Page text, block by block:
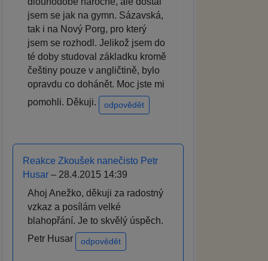
jsem se jak na gymn. Sázavská,
tak i na Nový Porg, pro který
jsem se rozhodl. Jelikož jsem do
té doby studoval základku kromě
češtiny pouze v angličtině, bylo
opravdu co dohánět. Moc jste mi
pomohli. Děkuji.
odpovědět
Reakce Zkoušek nanečisto Petr
Husar – 28.4.2015 14:39
Ahoj Anežko, děkuji za radostný
vzkaz a posílám velké
blahopřání. Je to skvělý úspěch.
Petr Husar
odpovědět